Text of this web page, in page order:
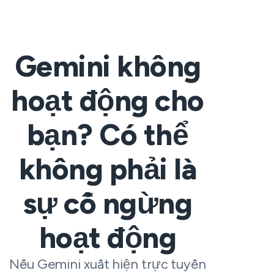
Gemini không
hoạt động cho
bạn? Có thể
không phải là
sự cố ngừng
hoạt động
Nếu Gemini xuất hiện trực tuyến